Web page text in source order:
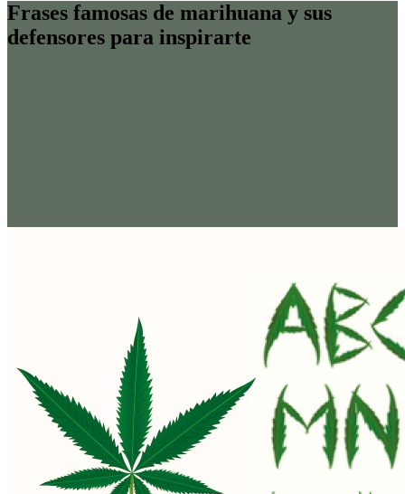
Frases famosas de marihuana y sus
defensores para inspirarte